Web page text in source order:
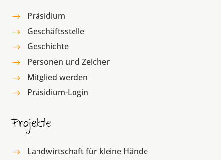
$ Präsidium
$ Geschäftsstelle
$ Geschichte
$ Personen und Zeichen
$ Mitglied werden
$ Präsidium-Login
Projekte
$ Landwirtschaft für kleine Hände